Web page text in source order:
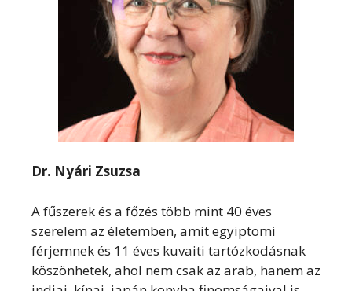
Dr. Nyári Zsuzsa
A fűszerek és a főzés több mint 40 éves
szerelem az életemben, amit egyiptomi
férjemnek és 11 éves kuvaiti tartózkodásnak
köszönhetek, ahol nem csak az arab, hanem az